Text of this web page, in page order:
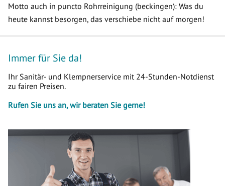
Motto auch in puncto Rohrreinigung (beckingen): Was du
heute kannst besorgen, das verschiebe nicht auf morgen!
Immer für Sie da!
Ihr Sanitär- und Klempnerservice mit 24-Stunden-Notdienst
zu fairen Preisen.
Rufen Sie uns an, wir beraten Sie gerne!